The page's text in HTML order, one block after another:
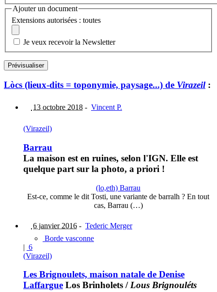
Ajouter un document
Extensions autorisées : toutes
Je veux recevoir la Newsletter
Lòcs (lieux-dits = toponymie, paysage...) de Virazeil:
13 octobre 2018 - Vincent P.
(Virazeil)
Barrau
La maison est en ruines, selon l'IGN. Elle est
quelque part sur la photo, a priori !
(lo,eth) Barrau
Est-ce, comme le dit Tosti, une variante de barralh ? En tout
cas, Barrau (…)
6 janvier 2016 - Tederic Merger
Borde vasconne
| 6
(Virazeil)
Les Brignoulets, maison natale de Denise
Laffargue Los Brinholets /Lous Brignouléts